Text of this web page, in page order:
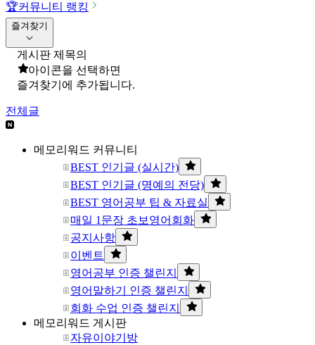
🏆커뮤니티 랭킹
즐겨찾기
게시판 제목의
아이콘을 선택하면
즐겨찾기에 추가됩니다.
전체글
메모리워드 커뮤니티
BEST 인기글 (실시간)
BEST 인기글 (명예의 전당)
BEST 영어공부 팁 & 자료실
매일 1문장 초보영어회화
공지사항
이벤트
영어공부 인증 챌린지
영어말하기 인증 챌린지
회화 수업 인증 챌린지
메모리워드 게시판
자유이야기방